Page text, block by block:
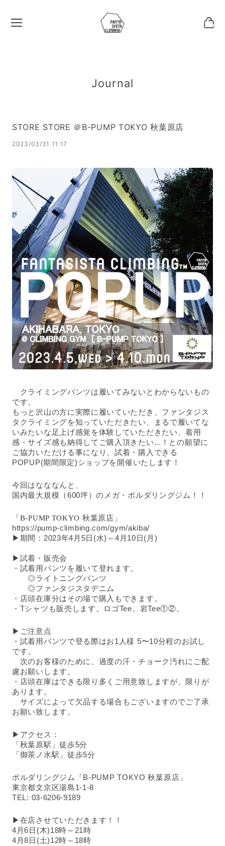
Journal
STORE STORE ＠B-PUMP TOKYO 秋葉原店
2023/03/31 11:17
クライミングパンツは履いてみないとわからないもの
です。
もっと沢山の方に実際に履いていただき、ファンタジス
タクライミングを知っていただきたい、まるで履いてな
いみたいな足上げ感覚を体験していただきたい、着用
感・サイズ感も納得してご購入頂きたい...！との願望に
ご協力いただける事になり、試着・購入できる
POPUP(期間限定)ショップを開催いたします！
今回はなななんと、
国内最大規模（600坪）のメガ・ボルダリングジム！！
「 B-PUMP TOKYO 秋葉原店」
https://pump-climbing.com/gym/akiba/
▶期間：2023年4月5日(水)～4月10日(月)
▶試着・販売会
・試着用パンツを履いて登れます。
◎ライトニングパンツ
◎ファンタジスタデニム
・店頭在庫分はその場で購入もできます。
・Tシャツも販売します。ロゴTee、岩Tee①②。
▶ご注意点
・試着用パンツで登る際はお1人様 5〜10分程のお試し
です。
次のお客様のために、過度の汗・チョーク汚れにご配
慮お願いします。
・店頭在庫はできる限り多くご用意致しますが、限りが
あります。
サイズによって欠品する場合もございますのでご了承
お願い致します。
▶アクセス：
「秋葉原駅」徒歩5分
「御茶ノ水駅」徒歩5分
ボルダリングジム「B-PUMP TOKYO 秋葉原店」
東京都文京区湯島1-1-8
TEL: 03-6206-9189
▶在店させていただきます！！
4月6日(木)18時～21時
4月8日(土)12時～18時